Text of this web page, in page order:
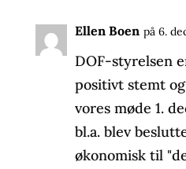
Ellen Boen på 6.
DOF-styrelsen
positivt stemt
vores møde 1.
bl.a. blev
økonomisk til